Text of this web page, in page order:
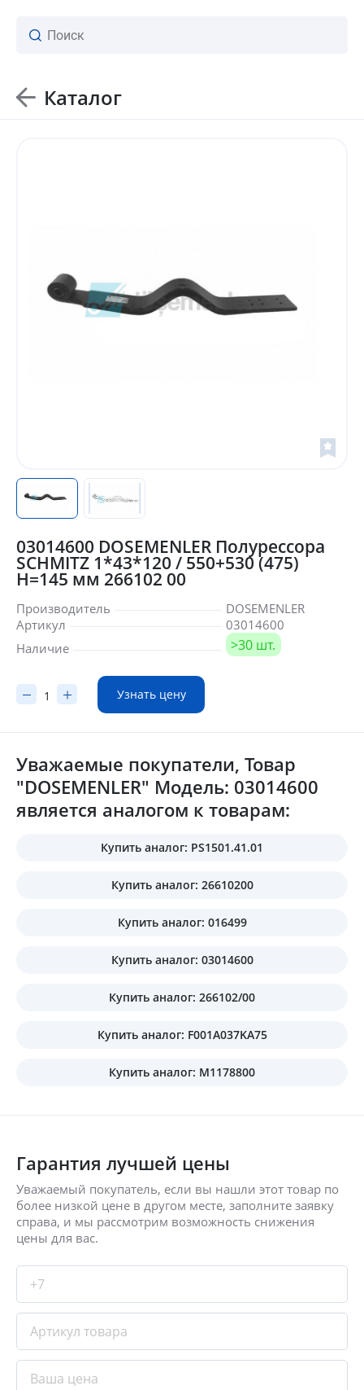
Каталог
03014600 DOSEMENLER Полурессора
SCHMITZ 1*43*120 / 550+530 (475)
H=145 мм 266102 00
Производитель
DOSEMENLER
Артикул
03014600
Наличие
>30 шт.
Узнать цену
Уважаемые покупатели, Товар
"DOSEMENLER" Модель: 03014600
является аналогом к товарам:
Купить аналог: PS1501.41.01
Купить аналог: 26610200
Купить аналог: 016499
Купить аналог: 03014600
Купить аналог: 266102/00
Купить аналог: F001A037KA75
Купить аналог: M1178800
Гарантия лучшей цены
Уважаемый покупатель, если вы нашли этот товар по
более низкой цене в другом месте, заполните заявку
справа, и мы рассмотрим возможность снижения
цены для вас.